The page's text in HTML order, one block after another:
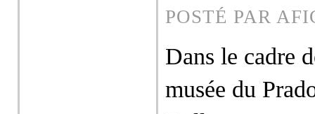
POSTÉ PAR
Dans le cadre
musée du